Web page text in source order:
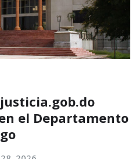
el Departamento